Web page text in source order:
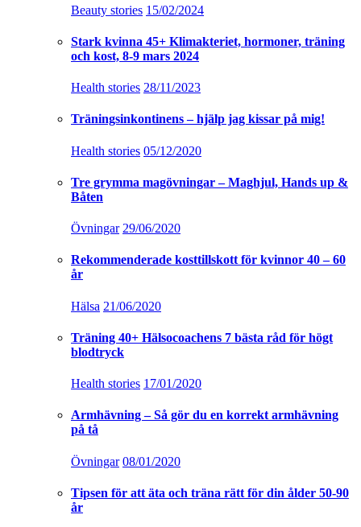
Beauty stories 15/02/2024
Stark kvinna 45+ Klimakteriet, hormoner, träning
och kost, 8-9 mars 2024
Health stories 28/11/2023
Träningsinkontinens – hjälp jag kissar på mig!
Health stories 05/12/2020
Tre grymma magövningar – Maghjul, Hands up &
Båten
Övningar 29/06/2020
Rekommenderade kosttillskott för kvinnor 40 – 60
år
Hälsa 21/06/2020
Träning 40+ Hälsocoachens 7 bästa råd för högt
blodtryck
Health stories 17/01/2020
Armhävning – Så gör du en korrekt armhävning
på tå
Övningar 08/01/2020
Tipsen för att äta och träna rätt för din ålder 50-90
år